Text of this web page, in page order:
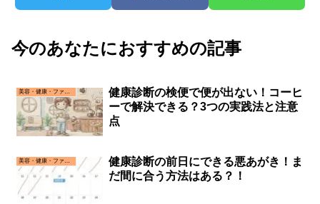
今のあなたにおすすめの記事
健康診断の検便で便が出ない！コーヒ
ーで解決できる？3つの実践法と注意
点
美容・健康・ファッション
健康診断の前日にできる悪あがき！ま
だ間に合う方法はある？！